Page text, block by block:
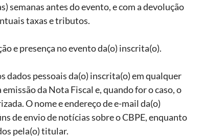
semanas antes do evento, e com a devolução
taxas e tributos.
e presença no evento da(o) inscrita(o).
dados pessoais da(o) inscrita(o) em qualquer
da Nota Fiscal e, quando for o caso, o
O nome e endereço de e-mail da(o)
de envio de notícias sobre o CBPE, enquanto
pela(o) titular.